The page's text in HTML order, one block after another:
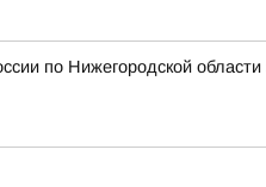
по Нижегородской